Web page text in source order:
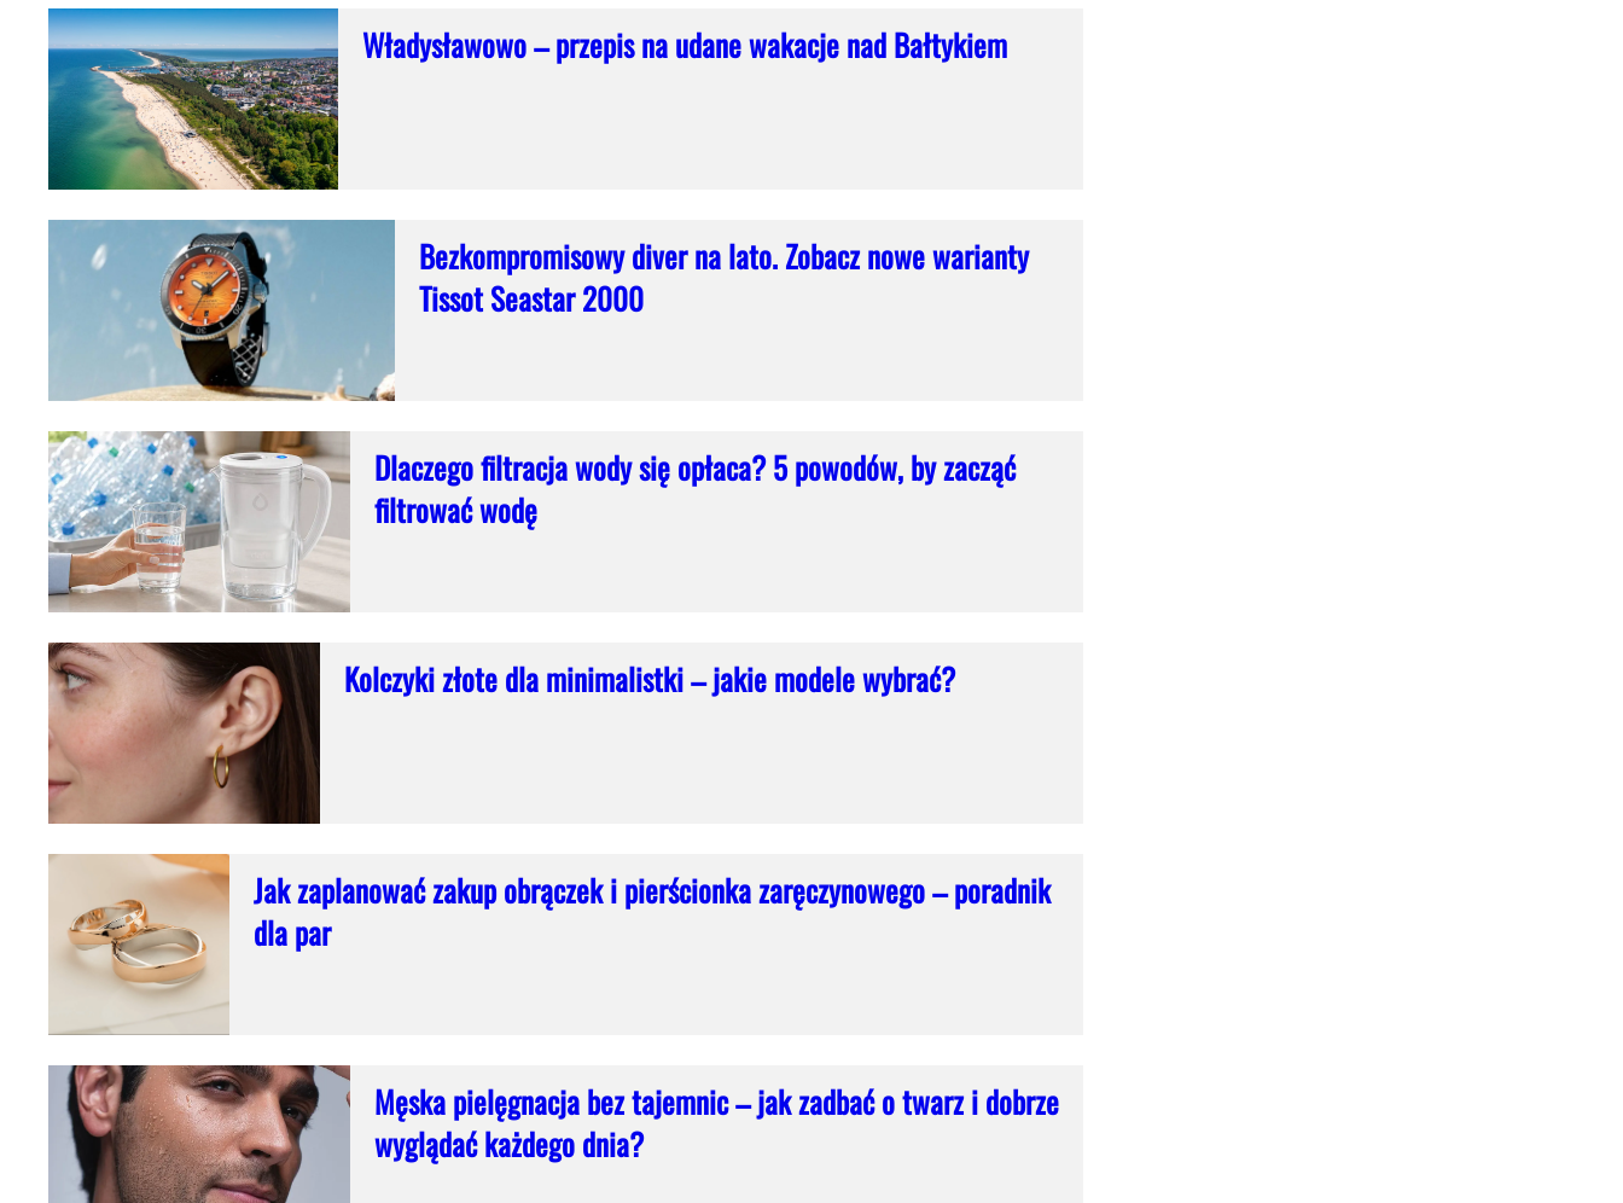
Władysławowo – przepis na udane wakacje nad Bałtykiem
Bezkompromisowy diver na lato. Zobacz nowe warianty
Tissot Seastar 2000
Dlaczego filtracja wody się opłaca? 5 powodów, by zacząć
filtrować wodę
Kolczyki złote dla minimalistki – jakie modele wybrać?
Jak zaplanować zakup obrączek i pierścionka zaręczynowego – poradnik
dla par
Męska pielęgnacja bez tajemnic – jak zadbać o twarz i dobrze
wyglądać każdego dnia?